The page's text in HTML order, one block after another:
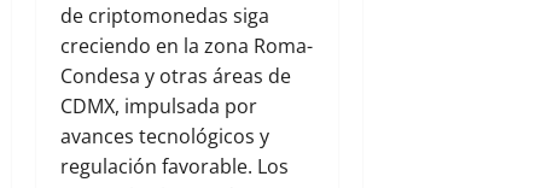
de criptomonedas siga
creciendo en la zona Roma-
Condesa y otras áreas de
CDMX, impulsada por
avances tecnológicos y
regulación favorable. Los